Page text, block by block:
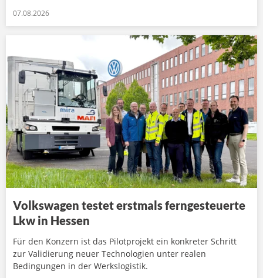
07.08.2026
Volkswagen testet erstmals ferngesteuerte
Lkw in Hessen
Für den Konzern ist das Pilotprojekt ein konkreter Schritt
zur Validierung neuer Technologien unter realen
Bedingungen in der Werkslogistik.